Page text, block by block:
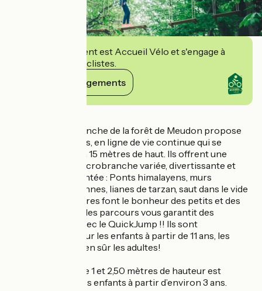
Cet établissement est Accueil Vélo et s'engage à
accueillir des cyclistes.
Voir ses engagements
Le site d'accrobranche de la forêt de Meudon propose
plusieurs parcours, en ligne de vie continue qui se
trouvent entre 7 à 15 mètres de haut. Ils offrent une
expérience de l’accrobranche variée, divertissante et
parfois mouvementée : Ponts himalayens, murs
d’escalade, tyroliennes, lianes de tarzan, saut dans le vide
et autres balançoires font le bonheur des petits et des
grands. La sortie des parcours vous garantit des
sensation forte avec le QuickJump !! Ils sont
recommandés pour les enfants à partir de 11 ans, les
adolescents, et bien sûr les adultes!
Un parcours entre 1 et 2,50 mètres de hauteur est
accessible pour les enfants à partir d’environ 3 ans.